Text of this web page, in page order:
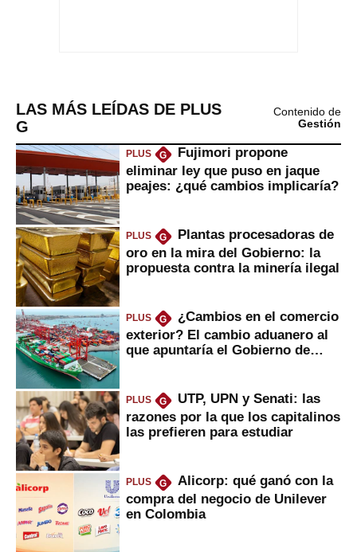
LAS MÁS LEÍDAS DE PLUS
G
Contenido de
Gestión
PLUS G
Fujimori propone
eliminar ley que puso en jaque
peajes: ¿qué cambios implicaría?
PLUS G
Plantas procesadoras de
oro en la mira del Gobierno: la
propuesta contra la minería ilegal
PLUS G
¿Cambios en el comercio
exterior? El cambio aduanero al
que apuntaría el Gobierno de
PLUS G
UTP, UPN y Senati: las
razones por la que los capitalinos
las prefieren para estudiar
PLUS G
Alicorp: qué ganó con la
compra del negocio de Unilever
en Colombia